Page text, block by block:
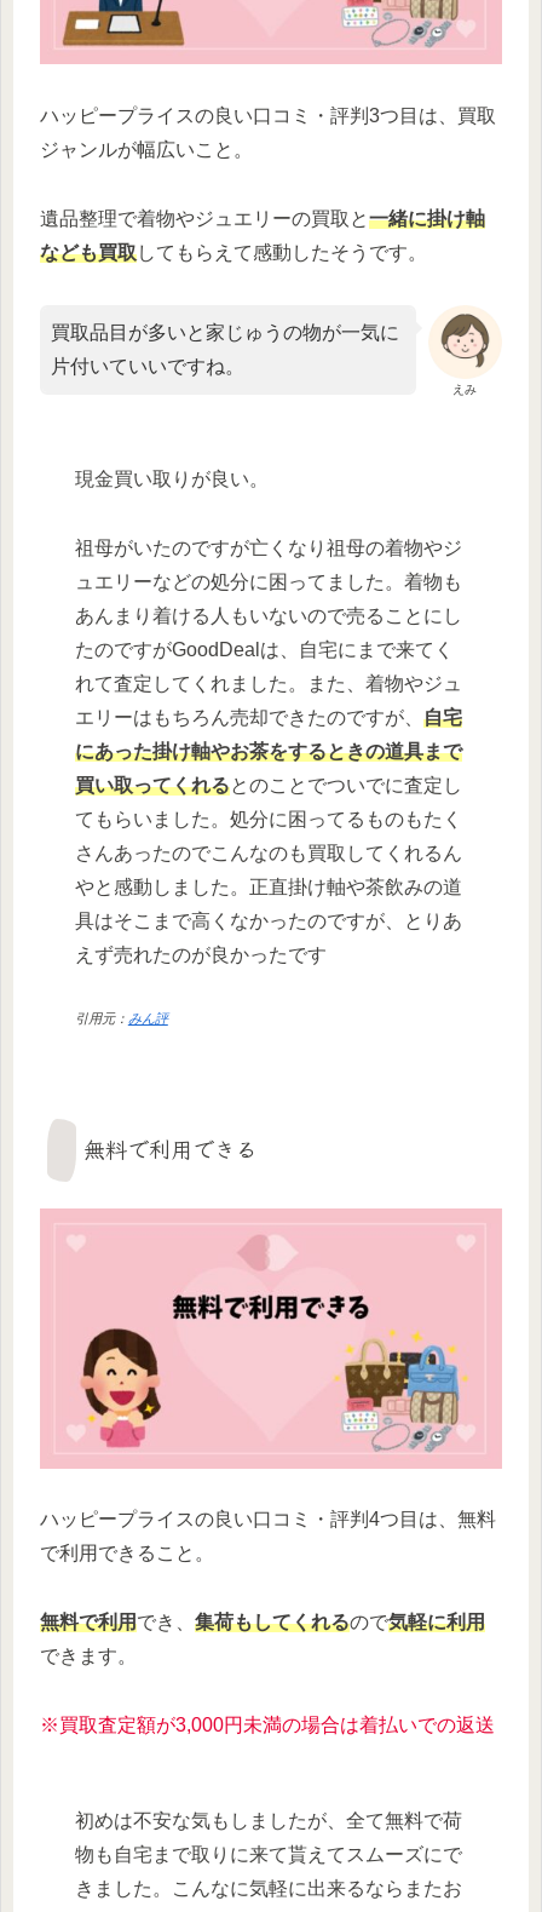
ハッピープライスの良い口コミ・評判3つ目は、買取
ジャンルが幅広いこと。
遺品整理で着物やジュエリーの買取と一緒に掛け軸
なども買取してもらえて感動したそうです。
えみ
買取品目が多いと家じゅうの物が一気に
片付いていいですね。
現金買い取りが良い。
祖母がいたのですが亡くなり祖母の着物やジ
ュエリーなどの処分に困ってました。着物も
あんまり着ける人もいないので売ることにし
たのですがGoodDealは、自宅にまで来てく
れて査定してくれました。また、着物やジュ
エリーはもちろん売却できたのですが、 自宅
にあった掛け軸やお茶をするときの道具まで
買い取ってくれるとのことでついでに査定し
てもらいました。処分に困ってるものもたく
さんあったのでこんなのも買取してくれるん
やと感動しました。正直掛け軸や茶飲みの道
具はそこまで高くなかったのですが、とりあ
えず売れたのが良かったです
引用元： みん評
無料で利用できる
ハッピープライスの良い口コミ・評判4つ目は、無料
で利用できること。
無料で利用でき、 集荷もしてくれるので気軽に利用
できます。
※買取査定額が3,000円未満の場合は着払いでの返送
初めは不安な気もしましたが、全て無料で荷
物も自宅まで取りに来て貰えてスムーズにで
きました。こんなに気軽に出来るならまたお